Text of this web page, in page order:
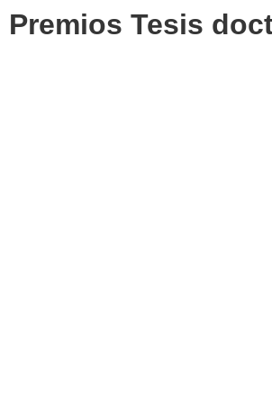
Premios Tesis